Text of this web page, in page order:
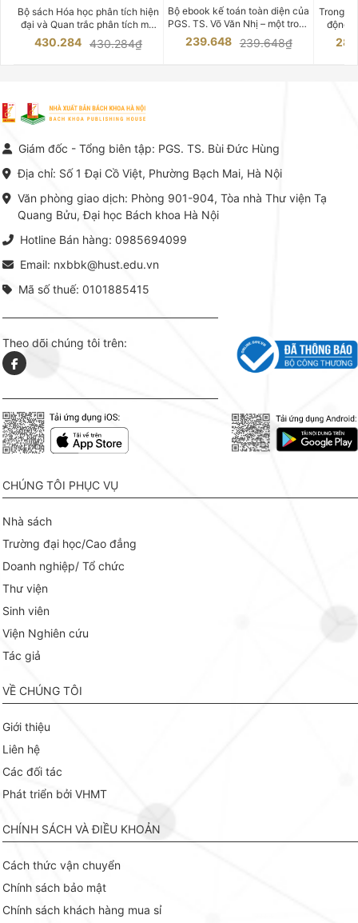
Bộ sách Hóa học phân tích hiện
đại và Quan trắc phân tích môi
trường của Cố Giáo sư, Tiến sĩ
Phạm Luận là một trong những
vực Hóa học phân tích tại Việt
Nam hiện nay. Bộ sách mang
đến một hệ thống tri thức hoàn
thuật thực hành -> Ứng dụng
khoa Hà Nội ấn hành cả hai
430.284 430.284₫
CHUYÊN SÂU
Bộ ebook kế toán toàn diện của
PGS. TS. Võ Văn Nhị – một trong
những chuyên gia hàng đầu,
giàu kinh nghiệm trong lĩnh vực
239.648 239.648₫
Trong
động
việc
tế và
lý. Các
Giám đốc - Tổng biên tập: PGS. TS. Bùi Đức Hùng
Địa chỉ: Số 1 Đại Cồ Việt, Phường Bạch Mai, Hà Nội
Văn phòng giao dịch: Phòng 901-904, Tòa nhà Thư viện Tạ
Quang Bửu, Đại học Bách khoa Hà Nội
Hotline Bán hàng: 0985694099
Email: nxbbk@hust.edu.vn
Mã số thuế: 0101885415
Theo dõi chúng tôi trên:
CHÚNG TÔI PHỤC VỤ
Nhà sách
Trường đại học/Cao đẳng
Doanh nghiệp/ Tổ chức
Thư viện
Sinh viên
Viện Nghiên cứu
Tác giả
VỀ CHÚNG TÔI
Giới thiệu
Liên hệ
Các đối tác
Phát triển bởi VHMT
CHÍNH SÁCH VÀ ĐIỀU KHOẢN
Cách thức vận chuyển
Chính sách bảo mật
Chính sách khách hàng mua sỉ